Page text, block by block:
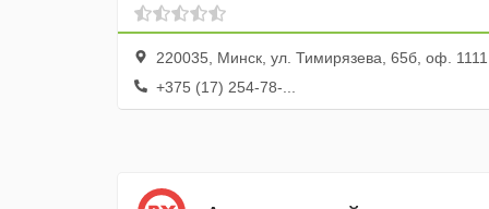
220035, Минск, ул. Тимирязева, 65б, оф. 1111
+375 (17) 254-78-...